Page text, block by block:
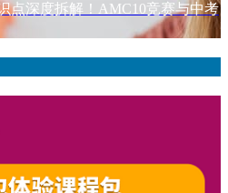
点深度拆解！AMC10竞赛与中考